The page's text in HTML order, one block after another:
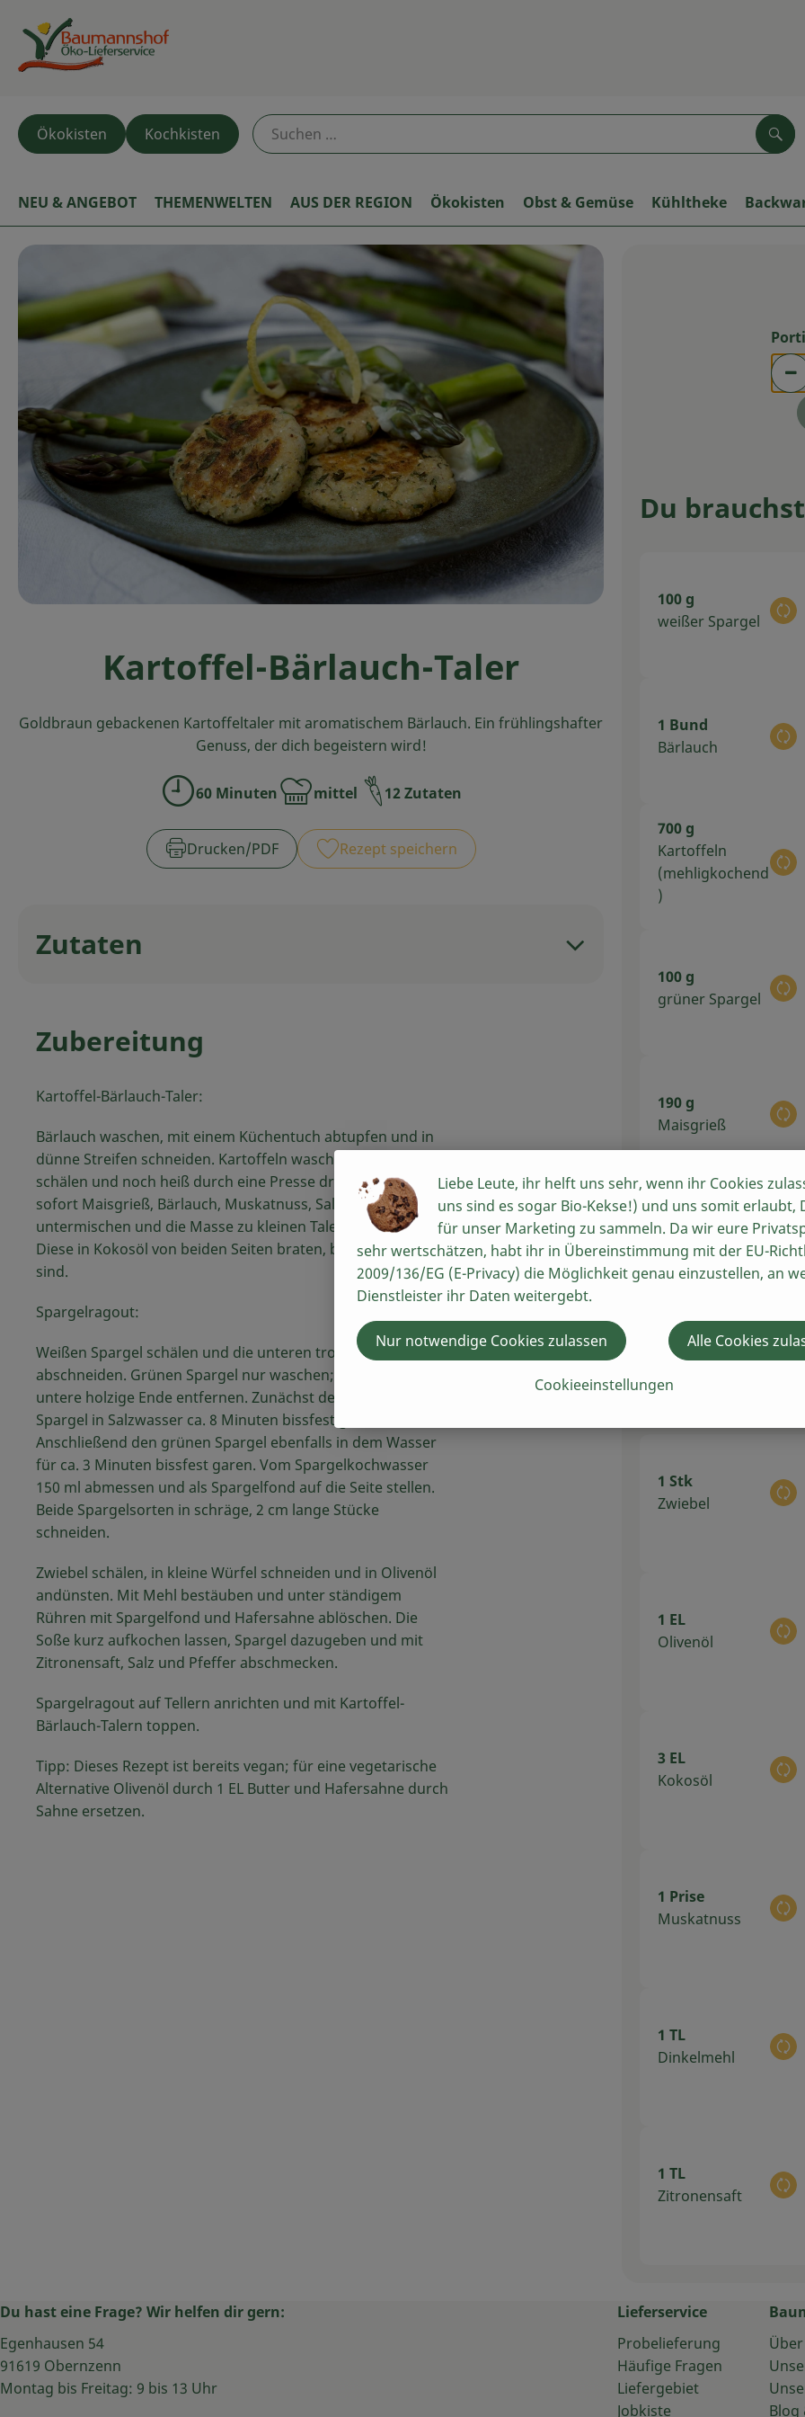
Ökokisten Kochkisten
NEU & ANGEBOT THEMENWELTEN AUS DER REGION Ökokisten Obst & Gemüse Kühltheke
Kartoffel-Bärlauch-Taler
Goldbraun gebackenen Kartoffeltaler mit aromatischem Bärlauch. Ein frühlingshafter
Genuss, der dich begeistern wird!
Zubreitungszeit:
60 Minuten Schwierigkeit:
mittel 12 Zutaten
Drucken​/​PDF Rezept speichern
Zutaten
Zubereitung
Kartoffel-Bärlauch-Taler:
Bärlauch waschen, mit einem Küchentuch abtupfen und in
dünne Streifen schneiden. Kartoffeln waschen, kochen,
schälen und noch heiß durch eine Presse drücken. Dann
sofort Maisgrieß, Bärlauch, Muskatnuss, Salz und Pfeffer
untermischen und die Masse zu kleinen Talern formen.
Diese in Kokosöl von beiden Seiten braten, bis sie goldgelb
sind.
Spargelragout:
Weißen Spargel schälen und die unteren trockenen Enden
abschneiden. Grünen Spargel nur waschen; auch hier das
untere holzige Ende entfernen. Zunächst den weißen
Spargel in Salzwasser ca. 8 Minuten bissfest garen.
Anschließend den grünen Spargel ebenfalls in dem Wasser
für ca. 3 Minuten bissfest garen. Vom Spargelkochwasser
150 ml abmessen und als Spargelfond auf die Seite stellen.
Beide Spargelsorten in schräge, 2 cm lange Stücke
schneiden.
Zwiebel schälen, in kleine Würfel schneiden und in Olivenöl
andünsten. Mit Mehl bestäuben und unter ständigem
Rühren mit Spargelfond und Hafersahne ablöschen. Die
Soße kurz aufkochen lassen, Spargel dazugeben und mit
Zitronensaft, Salz und Pfeffer abschmecken.
Spargelragout auf Tellern anrichten und mit Kartoffel-
Bärlauch-Talern toppen.
Tipp: Dieses Rezept ist bereits vegan; für eine vegetarische
Alternative Olivenöl durch 1 EL Butter und Hafersahne durch
Sahne ersetzen.
Du
100 g
weißer Spargel
1 Bund
Bärlauch
700 g
Kartoffeln
(mehligkochend
)
100 g
grüner Spargel
190 g
Maisgrieß
50 ml
Hafersahne
Du hast
1 Stk
Zwiebel
1 EL
Olivenöl
3 EL
Kokosöl
1 Prise
Muskatnuss
1 TL
Dinkelmehl
1 TL
Zitronensaft
Du hast eine Frage? Wir helfen dir gern:
Egenhausen 54
91619 Obernzenn
Montag bis Freitag: 9 bis 13 Uhr
Lieferservice
Probelieferung
Häufige Fragen
Liefergebiet
Jobkiste
Blog
Liebe Leute, ihr helft uns sehr, wenn ihr Cookies
uns sind es sogar Bio-Kekse!) und uns somit erlaubt,
für unser Marketing zu sammeln. Da wir eure
sehr wertschätzen, habt ihr in Übereinstimmung mit der EU-
2009/136/EG (E-Privacy) die Möglichkeit genau einzustellen, an
Dienstleister ihr Daten weitergebt.
Cookieeinstellungen
Nur notwendige Cookies zulassen Alle Cookies